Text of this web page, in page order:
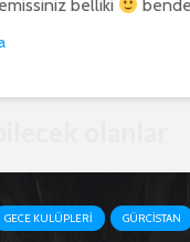
belliki
GECE KULÜPLERI GÜRCISTAN